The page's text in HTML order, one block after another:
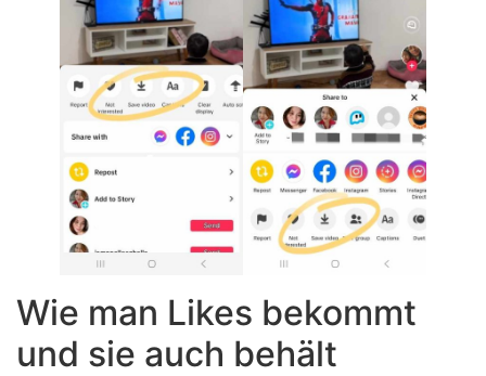
Wie man Likes bekommt
und sie auch behält